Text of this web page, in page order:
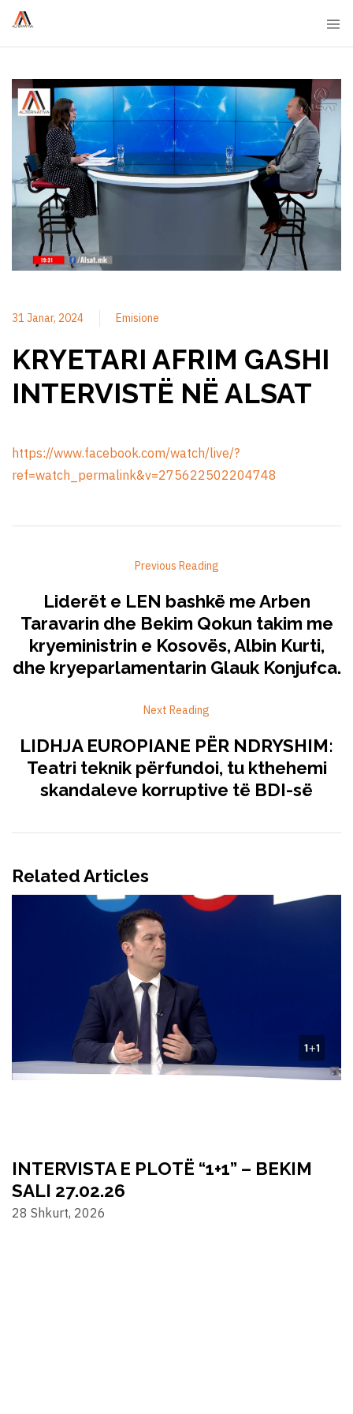
31 Janar, 2024 Emisione
KRYETARI AFRIM GASHI
INTERVISTË NË ALSAT
https://www.facebook.com/watch/live/?
ref=watch_permalink&v=275622502204748
Previous Reading
Liderët e LEN bashkë me Arben
Taravarin dhe Bekim Qokun takim me
kryeministrin e Kosovës, Albin Kurti,
dhe kryeparlamentarin Glauk Konjufca.
Next Reading
LIDHJA EUROPIANE PËR NDRYSHIM:
Teatri teknik përfundoi, tu kthehemi
skandaleve korruptive të BDI-së
Related Articles
INTERVISTA E PLOTË “1+1” – BEKIM
SALI 27.02.26
28 Shkurt, 2026